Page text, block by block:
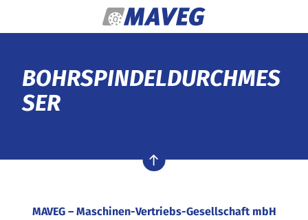
BOHRSPINDELDURCHMES
SER
nach oben
MAVEG – Maschinen-Vertriebs-Gesellschaft mbH